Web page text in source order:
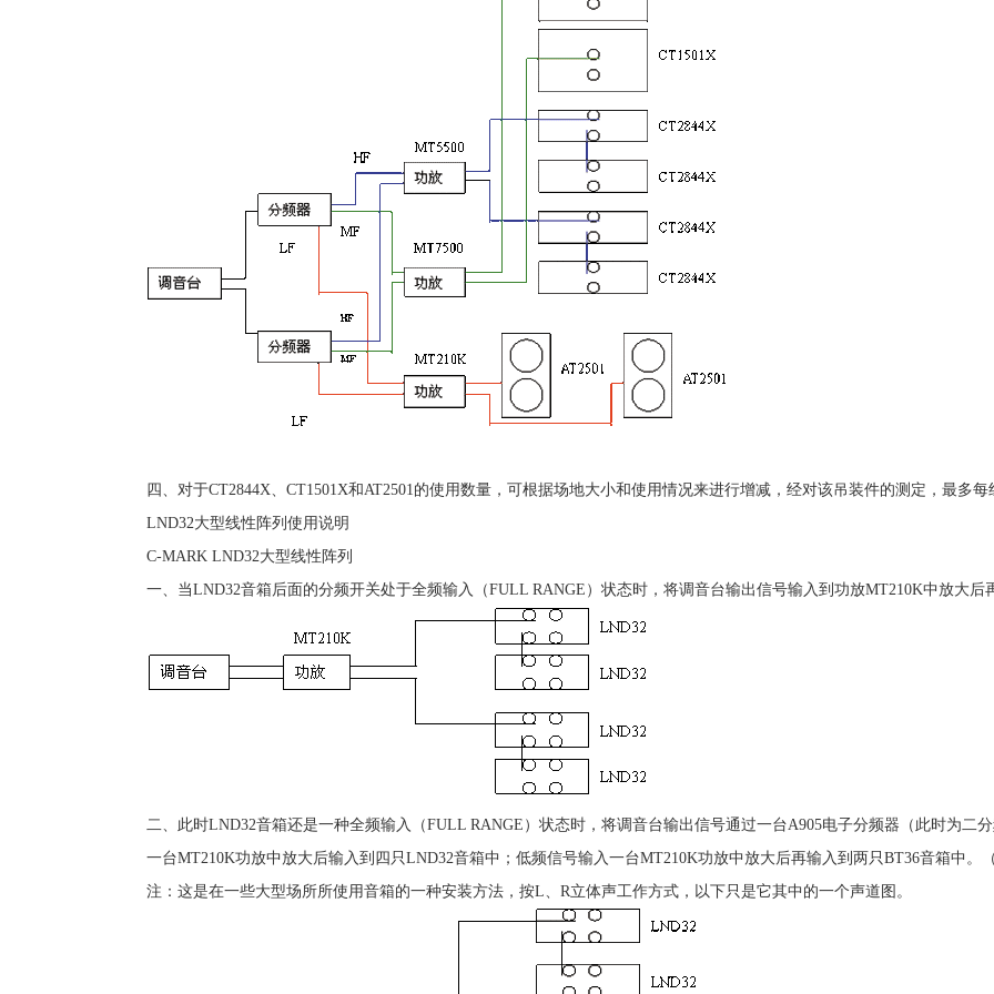
四、对于CT2844X、CT1501X和AT2501的使用数量，可根据场地大小和使用情况来进行增减，经对该吊装件的测定，最多每
LND32大型线性阵列使用说明
C-MARK LND32大型线性阵列
一、当LND32音箱后面的分频开关处于全频输入（FULL RANGE）状态时，将调音台输出信号输入到功放MT210K中放大后
二、此时LND32音箱还是一种全频输入（FULL RANGE）状态时，将调音台输出信号通过一台A905电子分频器（此时为二
一台MT210K功放中放大后输入到四只LND32音箱中；低频信号输入一台MT210K功放中放大后再输入到两只BT36音箱中。
注：这是在一些大型场所所使用音箱的一种安装方法，按L、R立体声工作方式，以下只是它其中的一个声道图。